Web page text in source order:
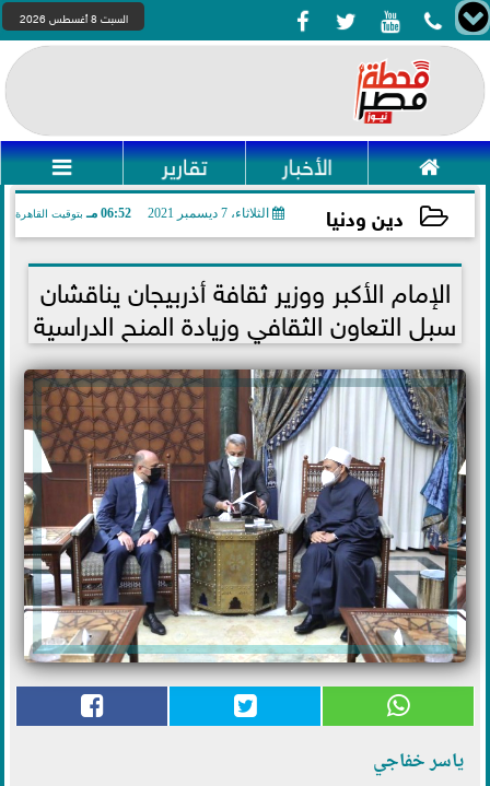
    السبت 8 أغسطس 2026
 الأخبار تقارير 
دين ودنيا الثلاثاء، 7 ديسمبر 2021 06:52 مـ بتوقيت القاهرة
2021-12-07 18:52:52
الإمام الأكبر ووزير ثقافة أذربيجان يناقشان
سبل التعاون الثقافي وزيادة المنح الدراسية
ياسر خفاجي